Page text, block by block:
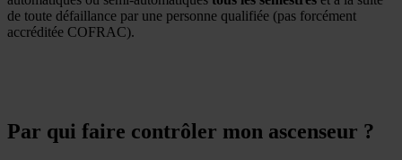
de toute défaillance par une personne qualifiée (pas forcément
accréditée COFRAC).
Par qui faire contrôler mon ascenseur ?